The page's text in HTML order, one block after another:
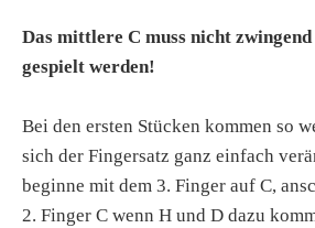
Das mittlere C muss nicht
gespielt werden!
Bei den ersten Stücken kommen so
sich der Fingersatz ganz einfach
beginne mit dem 3. Finger auf C,
2. Finger C wenn H und D dazu